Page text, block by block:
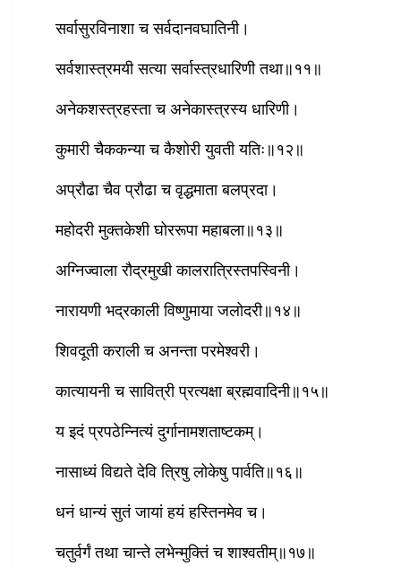
सर्वासुरविनाशा च सर्वदानवघातिनी।
सर्वशास्त्रमयी सत्या सर्वास्त्रधारिणी तथा॥११॥
अनेकशस्त्रहस्ता च अनेकास्त्रस्य धारिणी।
कुमारी चैककन्या च कैशोरी युवती यतिः॥१२॥
अप्रौढा चैव प्रौढा च वृद्धमाता बलप्रदा।
महोदरी मुक्तकेशी घोररूपा महाबला॥१३॥
अग्निज्वाला रौद्रमुखी कालरात्रिस्तपस्विनी।
नारायणी भद्रकाली विष्णुमाया जलोदरी॥१४॥
शिवदूती कराली च अनन्ता परमेश्‍वरी।
कात्यायनी च सावित्री प्रत्यक्षा ब्रह्मवादिनी॥१५॥
य इदं प्रपठेन्नित्यं दुर्गानामशताष्टकम्।
नासाध्यं विद्यते देवि त्रिषु लोकेषु पार्वति॥१६॥
धनं धान्यं सुतं जायां हयं हस्तिनमेव च।
चतुर्वर्गं तथा चान्ते लभेन्मुक्तिं च शाश्‍वतीम्॥१७॥